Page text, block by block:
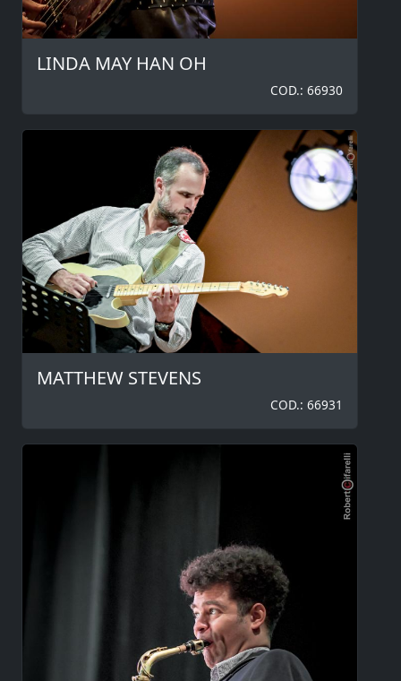
LINDA MAY HAN OH
COD.: 66930
MATTHEW STEVENS
COD.: 66931